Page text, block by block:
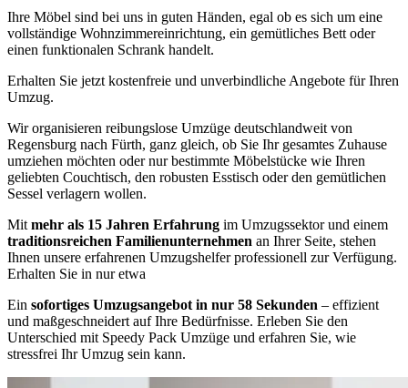
Ihre Möbel sind bei uns in guten Händen, egal ob es sich um eine
vollständige Wohnzimmereinrichtung, ein gemütliches Bett oder
einen funktionalen Schrank handelt.
Erhalten Sie jetzt kostenfreie und unverbindliche Angebote für Ihren
Umzug.
Wir organisieren reibungslose Umzüge deutschlandweit von
Regensburg nach Fürth, ganz gleich, ob Sie Ihr gesamtes Zuhause
umziehen möchten oder nur bestimmte Möbelstücke wie Ihren
geliebten Couchtisch, den robusten Esstisch oder den gemütlichen
Sessel verlagern wollen.
Mit mehr als 15 Jahren Erfahrung im Umzugssektor und einem
traditionsreichen Familienunternehmen an Ihrer Seite, stehen
Ihnen unsere erfahrenen Umzugshelfer professionell zur Verfügung.
Erhalten Sie in nur etwa
Ein sofortiges Umzugsangebot in nur 58 Sekunden – effizient
und maßgeschneidert auf Ihre Bedürfnisse. Erleben Sie den
Unterschied mit Speedy Pack Umzüge und erfahren Sie, wie
stressfrei Ihr Umzug sein kann.